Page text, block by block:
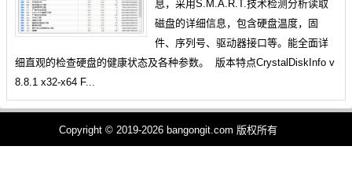
息，采用S.M.A.R.T.技术检测分析读取
磁盘的详细信息，包含硬盘温度，固
件、序列号、驱动器接口等。能全面详
细直观的检查硬盘的健康状态及各种参数。 版本特点CrystalDiskInfo v
8.8.1 x32-x64 F...
Copyright © 2019-2026 bangongit.com 版权所有